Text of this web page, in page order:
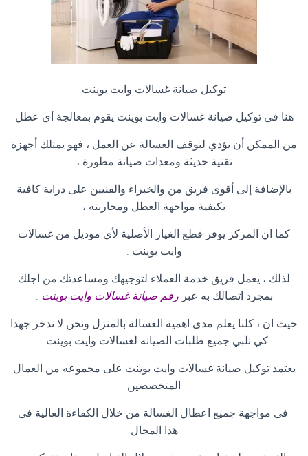
توكيل صيانة غسالات وايت بوينت
هنا فى توكيل صيانة غسالات وايت بوينت يقوم بمعالجة أي عطل
من الممكن أن يؤدي لتوقف الغسالة عن العمل ، فهو يمتلك أجهزة
تقنية حديثة ومعدات صيانة مطورة ،
بالإضافة إلى أقوى فريق من والخبراء والفنيين على دراية كافية
بكيفية مواجهة العطل ومحاربته ،
كما ان المركز يوفر قطع الغيار الأصلية لأي موديل من غسالات
وايت بوينت .
لذلك ، يعمل فريق خدمة العملاء لتوجيهك ومساعدتك من اجلك
بمجرد اتصالك به عبررقم صيانة غسالات وايت بوينت .
حيث ان ، كلنا يعلم مدى اهمية الغسالة بالمنزل ونحن لا ندخر جهدا
كي نلبي جميع طلبات الصيانه لغسالات وايت بوينت .
يعتمد توكيل صيانة غسالات وايت بوينت على مجموعه من العمال
المتخصصين
فى مواجهة جميع اعطال الغسالة من خلال الكفاءة العالية فى
هذا المجال